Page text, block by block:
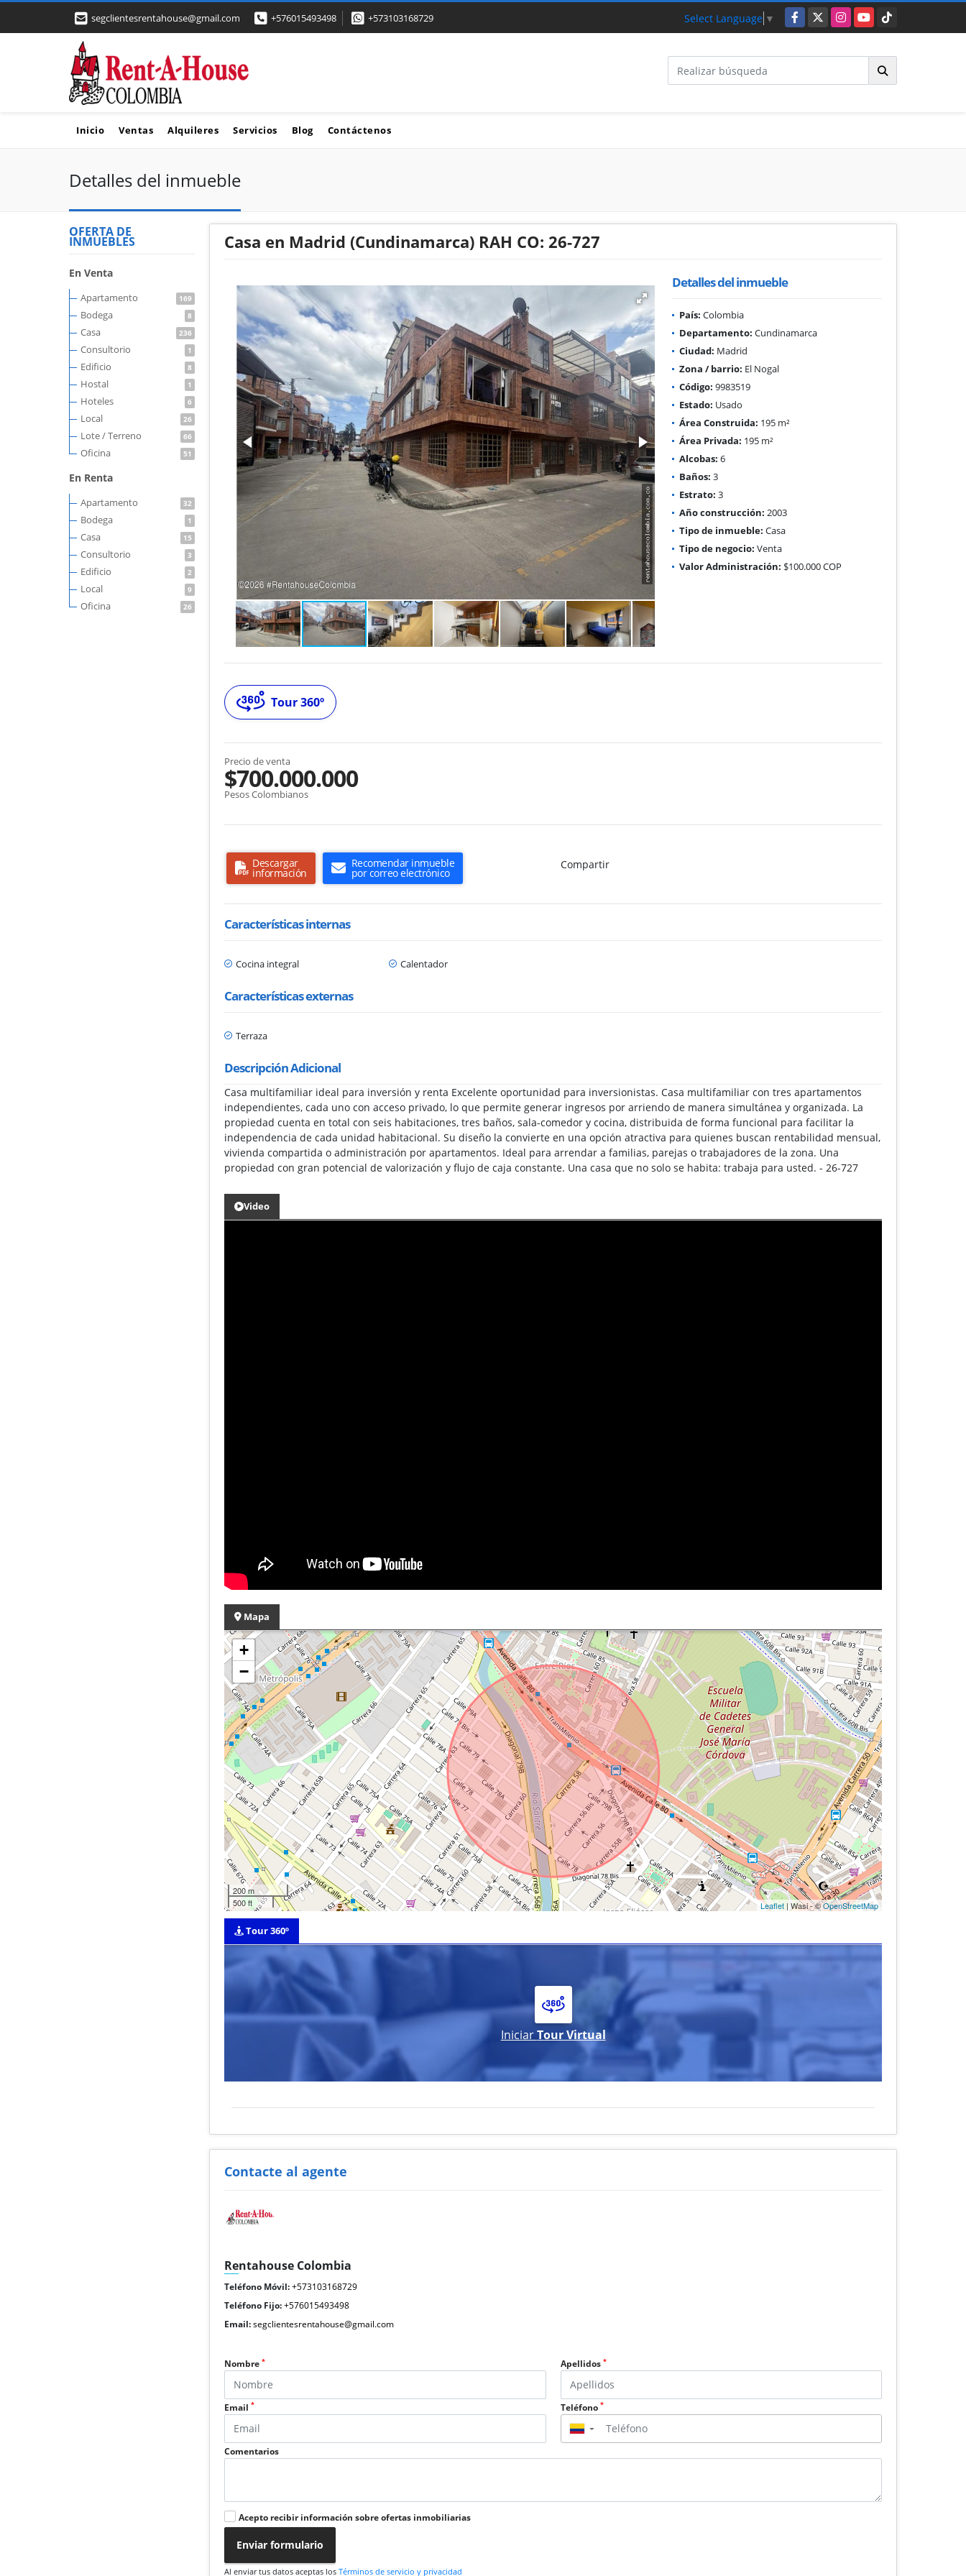
segclientesrentahouse@gmail.com +576015493498 +573103168729 Select Language ▼ Facebook
X InstagramYouTubeTikTok
Inicio Ventas Alquileres Servicios Blog Contáctenos
Detalles del inmueble
OFERTA DE
INMUEBLES
En Venta
Apartamento 169
Bodega 8
Casa 236
Consultorio 1
Edificio 8
Hostal 1
Hoteles 6
Local 26
Lote / Terreno 66
Oficina 51
En Renta
Apartamento 32
Bodega 1
Casa 15
Consultorio 3
Edificio 2
Local 9
Oficina 26
Casa en Madrid (Cundinamarca) RAH CO: 26-727
Detalles del inmueble
País: Colombia
Departamento: Cundinamarca
Ciudad: Madrid
Zona / barrio: El Nogal
Código: 9983519
Estado: Usado
Área Construida: 195 m²
Área Privada: 195 m²
Alcobas: 6
Baños: 3
Estrato: 3
Año construcción: 2003
Tipo de inmueble: Casa
Tipo de negocio: Venta
Valor Administración: $100.000 COP
Tour 360º
Precio de venta
$700.000.000
Pesos Colombianos
Descargar
información
Recomendar inmueble
por correo electrónico
Compartir
Características internas
Cocina integral Calentador
Características externas
Terraza
Descripción Adicional
Casa multifamiliar ideal para inversión y renta Excelente oportunidad para inversionistas. Casa multifamiliar con tres apartamentos
independientes, cada uno con acceso privado, lo que permite generar ingresos por arriendo de manera simultánea y organizada. La
propiedad cuenta en total con seis habitaciones, tres baños, sala-comedor y cocina, distribuida de forma funcional para facilitar la
independencia de cada unidad habitacional. Su diseño la convierte en una opción atractiva para quienes buscan rentabilidad mensual,
vivienda compartida o administración por apartamentos. Ideal para arrendar a familias, parejas o trabajadores de la zona. Una
propiedad con gran potencial de valorización y flujo de caja constante. Una casa que no solo se habita: trabaja para usted. - 26-727
Video
Mapa
+
−
200 m
500 ft
Leaflet| Wasi - ©OpenStreetMap
Tour 360º
IniciarTour Virtual
Contacte al agente
Rentahouse Colombia
Teléfono Móvil:+573103168729
Teléfono Fijo:+576015493498
Email:segclientesrentahouse@gmail.com
Nombre* Apellidos *
Email* Teléfono *
▼
Comentarios
Acepto recibir información sobre ofertas inmobiliarias
Enviar formulario
Al enviar tus datos aceptas losTérminos de servicio y privacidad